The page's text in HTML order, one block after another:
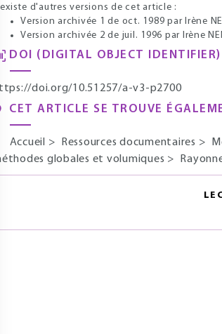
d'autres versions de cet article :
Version archivée 1 de oct. 1989 par Irène
Version archivée 2 de juil. 1996 par Irène
DOI (DIGITAL OBJECT IDENTIFIER)
doi.org/10.51257/a-v3-p2700
CET ARTICLE SE TROUVE
Accueil > Ressources documentaires >
globales et volumiques >